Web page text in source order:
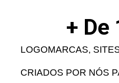
LOGOMARCAS,
CRIADOS POR NÓS
+ De